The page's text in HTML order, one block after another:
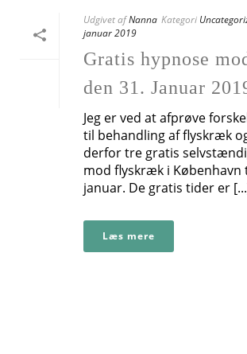
Udgivet afNanna Kategori
januar 2019
Gratis hypnose
den 31. Januar
Jeg er ved at afprøve
til behandling af flyskræk
derfor tre gratis
mod flyskræk i København
januar. De gratis tider er
Læs mere